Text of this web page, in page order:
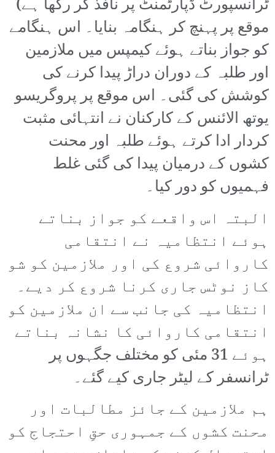
ٹرانسپورٹ ڈپارٹمنٹ پر نافذ کر رکھا ہے)
موقع پر پہنچ کر ہنگامہ بنایا۔ اس ہنگامے
کو جواز بناتے ہوئے کیمپس میں ملازمین
اور طلبہ کے دوران دراڑ پیدا کرنے کی
کوشش کی گئی۔ اس موقع پر پروگریسو
یوتھ الائنس کے کارکنان نے انتہائی مثبت
کردار ادا کرتے ہوئے طلبہ اور محنت
کشوں کے درمیان پیدا کی گئی غلط
فہمیوں کو دور کیا۔
البتہ اس واقعے کو جواز بناتے
ہوئے انتظامیہ نے انتقامی
کاروائی شروع کی اور ملازمین کو شو
کاز نوٹس جاری کرنا شروع کر دیے۔
انتظامیہ کی جانب سے ان ملازمین کو
انتقامی کاروائی کا نشانہ بناتے
ہوئے 31 مئی کو مختلف جگہوں پر
ٹرانسفر کے لیٹر جاری کیے گئے۔
ہم ملازمین کے جائز مطالبات اور
محنت کشوں کے جمہوری حقِ احتجاج کو